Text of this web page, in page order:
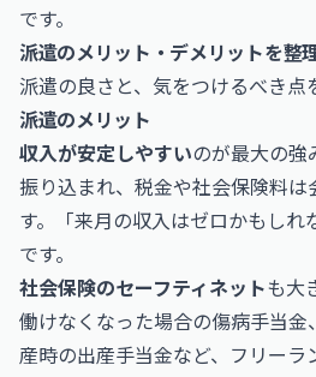
です。
派遣のメリット・デメリットを整
派遣の良さと、気をつけるべき点
派遣のメリット
収入が安定しやすいのが最大の強
振り込まれ、税金や社会保険料
す。「来月の収入はゼロかもし
です。
社会保険のセーフティネットも大
働けなくなった場合の傷病手当
産時の出産手当金など、フリー